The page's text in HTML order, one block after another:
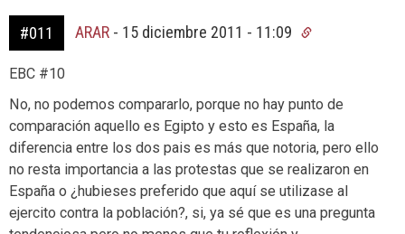
#011 ARAR - 15 diciembre 2011 - 11:09
EBC #10
No, no podemos compararlo, porque no hay punto de
comparación aquello es Egipto y esto es España, la
diferencia entre los dos pais es más que notoria, pero ello
no resta importancia a las protestas que se realizaron en
España o ¿hubieses preferido que aquí se utilizase al
ejercito contra la población?, si, ya sé que es una pregunta